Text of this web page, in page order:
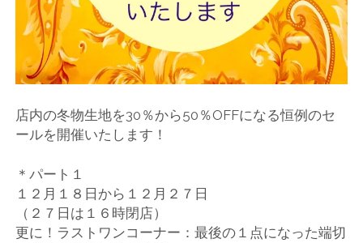
店内の冬物生地を30％から50％OFFになる恒例のセ
ールを開催いたします！
＊パート１
１２月１８日から１２月２７日
（２７日は１６時閉店）
更に！ラストワンコーナー：最後の１点になった端切